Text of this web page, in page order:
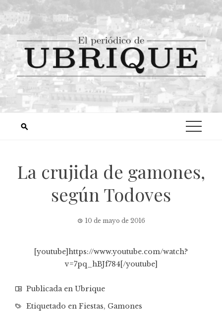
La crujida de gamones,
según Todoves
10 de mayo de 2016
[youtube]https://www.youtube.com/watch?
v=7pq_hBJf784[/youtube]
Publicada en Ubrique
Etiquetado en Fiestas, Gamones